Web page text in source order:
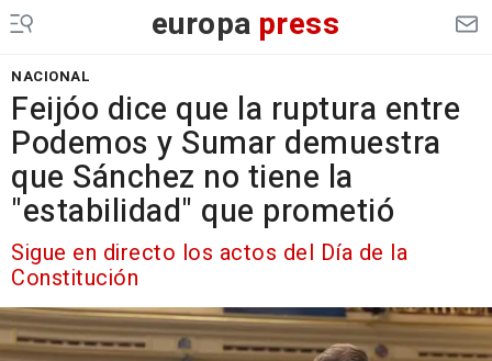
europa press
NACIONAL
Feijóo dice que la ruptura entre
Podemos y Sumar demuestra
que Sánchez no tiene la
"estabilidad" que prometió
Sigue en directo los actos del Día de la
Constitución